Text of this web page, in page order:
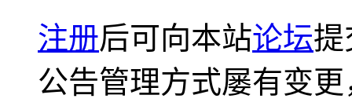
注册后可向本站论坛提
公告管理方式屡有变